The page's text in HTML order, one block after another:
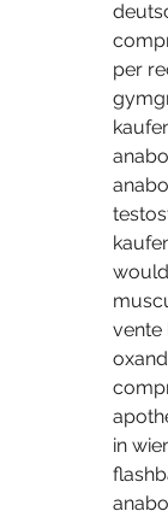
per
vente
in